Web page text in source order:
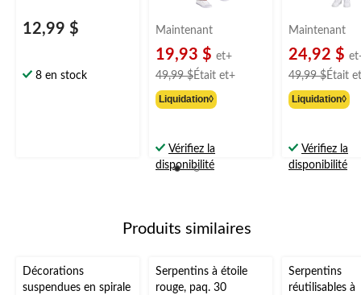
12,99 $
8 en stock
Maintenant
19,93 $ et+
49,99 $Était et+prix
Liquidation◊
Vérifiez la
disponibilité
Maintenant
24,92 $
49,99 $Était
Liquidation◊
Vérifiez la
disponibilité
Produits similaires
Décorations
suspendues en spirale
Serpentins à étoile
rouge, paq. 30
Serpentins
réutilisables à